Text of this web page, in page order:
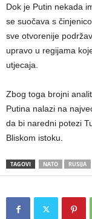
Dok je Putin nekada
se suočava s
sve otvorenije
upravo u regijama
utjecaja.
Zbog toga brojni
Putina nalazi na
da bi naredni potezi
Bliskom istoku.
TAGOVI NATO RUSIJA